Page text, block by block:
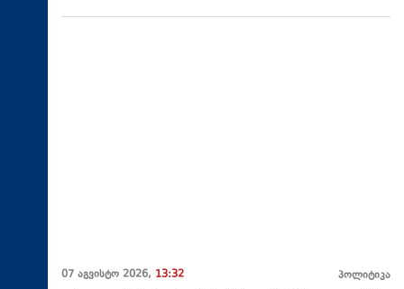
07 აგვისტო 2026, 13:32 პოლიტიკა